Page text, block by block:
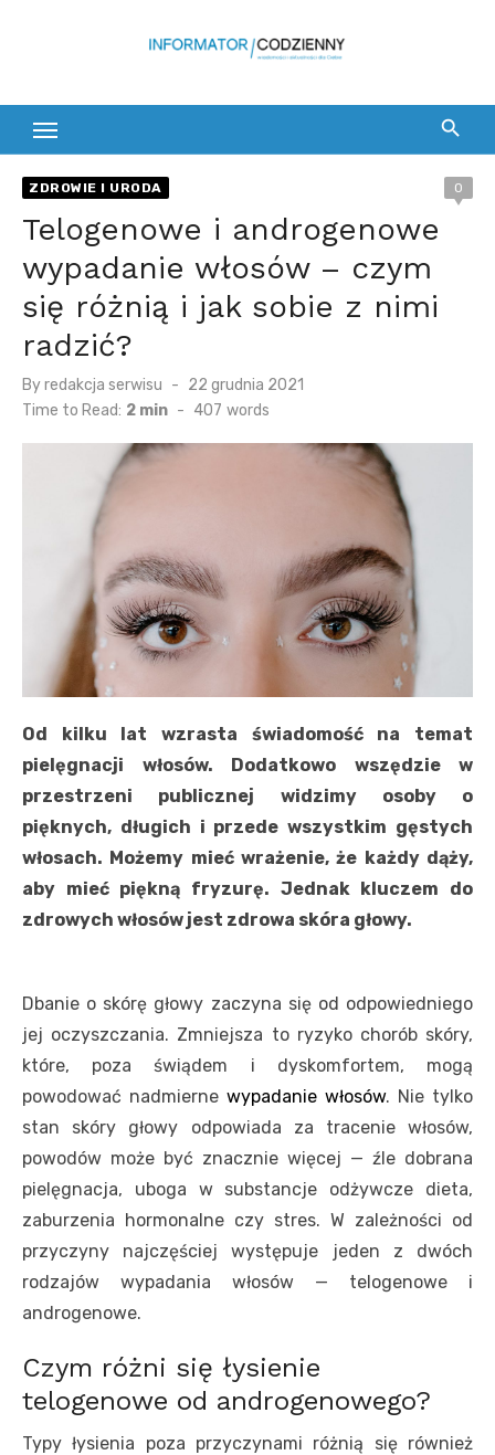
ZDROWIE I URODA 0
Telogenowe i androgenowe
wypadanie włosów – czym
się różnią i jak sobie z nimi
radzić?
Byredakcja serwisu
Posted
on
22 grudnia 2021
Time to Read: 2 min - 407 words
Od kilku lat wzrasta świadomość na temat
pielęgnacji włosów. Dodatkowo wszędzie w
przestrzeni publicznej widzimy osoby o
pięknych, długich i przede wszystkim gęstych
włosach. Możemy mieć wrażenie, że każdy dąży,
aby mieć piękną fryzurę. Jednak kluczem do
zdrowych włosów jest zdrowa skóra głowy.
Dbanie o skórę głowy zaczyna się od odpowiedniego
jej oczyszczania. Zmniejsza to ryzyko chorób skóry,
które, poza świądem i dyskomfortem, mogą
powodować nadmierne wypadanie włosów. Nie tylko
stan skóry głowy odpowiada za tracenie włosów,
powodów może być znacznie więcej — źle dobrana
pielęgnacja, uboga w substancje odżywcze dieta,
zaburzenia hormonalne czy stres. W zależności od
przyczyny najczęściej występuje jeden z dwóch
rodzajów wypadania włosów — telogenowe i
androgenowe.
Czym różni się łysienie
telogenowe od androgenowego?
Typy łysienia poza przyczynami różnią się również